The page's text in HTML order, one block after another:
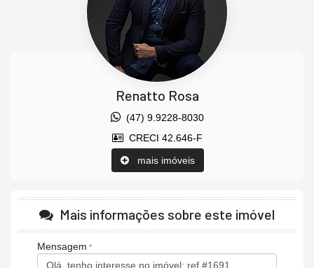
Os valores estão sujeitos a alteração sem aviso prévio.
Características do Imóvel
Fechadura Eletrônica
Características do Empreendimento
Sala de Jogos
Salão de Festas
Renatto Rosa
(47) 9.9228-8030
CRECI 42.646-F
mais imóveis
Mais informações sobre este imóvel
Mensagem